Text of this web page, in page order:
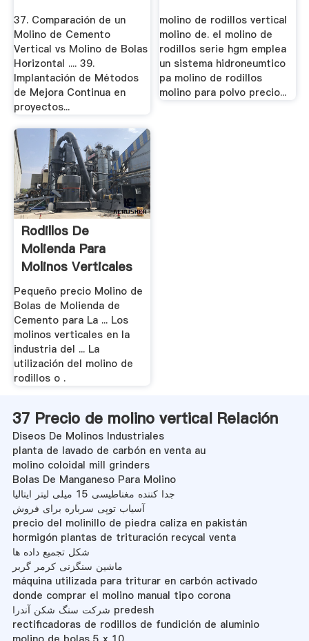
37. Comparación de un
Molino de Cemento
Vertical vs Molino de Bolas
Horizontal .... 39.
Implantación de Métodos
de Mejora Continua en
proyectos...
molino de rodillos vertical
molino de. el molino de
rodillos serie hgm emplea
un sistema hidroneumtico
pa molino de rodillos
molino para polvo precio...
Rodillos De
Molienda Para
Molinos Verticales
En La.
Pequeño precio Molino de
Bolas de Molienda de
Cemento para La ... Los
molinos verticales en la
industria del ... La
utilización del molino de
rodillos o .
37 Precio de molino vertical Relación
Diseos De Molinos Industriales
planta de lavado de carbón en venta au
molino coloidal mill grinders
Bolas De Manganeso Para Molino
جدا کننده مغناطیسی 15 میلی لیتر ایتالیا
آسیاب توپی سرباره برای فروش
precio del molinillo de piedra caliza en pakistán
hormigón plantas de trituración recycal venta
شکل تجمیع داده ها
ماشین سنگزنی کرمر گربر
máquina utilizada para triturar en carbón activado
donde comprar el molino manual tipo corona
شرکت سنگ شکن آندرا predesh
rectificadoras de rodillos de fundición de aluminio